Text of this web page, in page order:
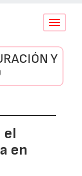
Conmutar
Y
el
en